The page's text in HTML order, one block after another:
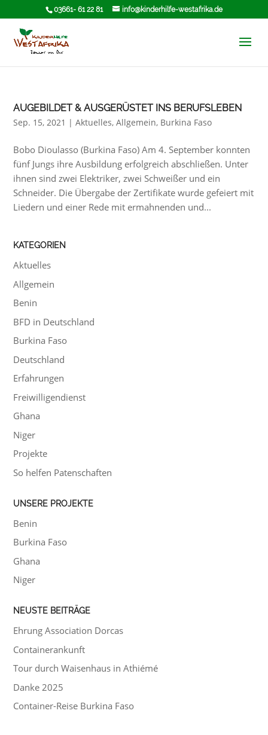
03661- 61 22 81 info@kinderhilfe-westafrika.de
AUGEBILDET & AUSGERÜSTET INS BERUFSLEBEN
Sep. 15, 2021 |Aktuelles,Allgemein, Burkina Faso
Bobo Dioulasso (Burkina Faso) Am 4. September konnten
fünf Jungs ihre Ausbildung erfolgreich abschließen. Unter
ihnen sind zwei Elektriker, zwei Schweißer und ein
Schneider. Die Übergabe der Zertifikate wurde gefeiert mit
Liedern und einer Rede mit ermahnenden und...
KATEGORIEN
Aktuelles
Allgemein
Benin
BFD in Deutschland
Burkina Faso
Deutschland
Erfahrungen
Freiwilligendienst
Ghana
Niger
Projekte
So helfen Patenschaften
UNSERE PROJEKTE
Benin
Burkina Faso
Ghana
Niger
NEUSTE BEITRÄGE
Ehrung Association Dorcas
Containerankunft
Tour durch Waisenhaus in Athiémé
Danke 2025
Container-Reise Burkina Faso